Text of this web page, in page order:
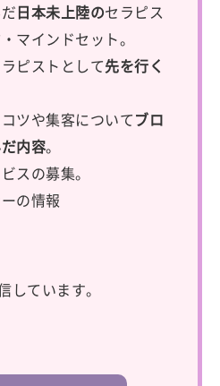
日本未上陸のセラピス
マインドセット。
ピストとして先を行く
ツや集客についてブロ
内容。
スの募集。
の情報
しています。